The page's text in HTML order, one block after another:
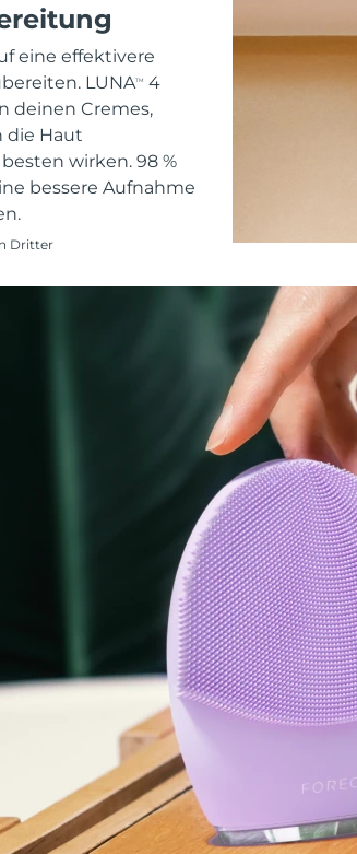
eine effektivere
LUNATM
4
deinen Cremes,
die Haut
wirken. 98 %
bessere Aufnahme
Dritter
Gel